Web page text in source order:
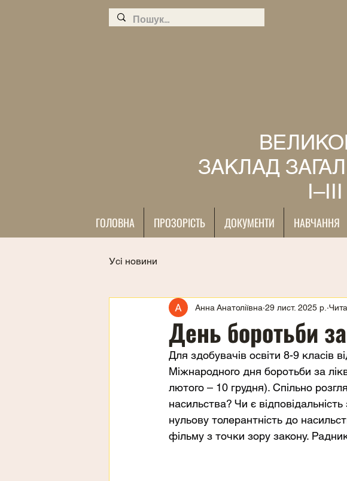
ЗАКЛАД
ГОЛОВНА ПРОЗОРІСТЬ ДОКУМЕНТИ НАВЧАННЯ
Усі новини
День боротьби
Анна Анатоліївна 29 лист. 2025 р.
Для здобувачів освіти 8-9 класів
Міжнародного дня боротьби за
лютого – 10 грудня). Спільно
насильства? Чи є
нульову толерантність до
фільму з точки зору закону.